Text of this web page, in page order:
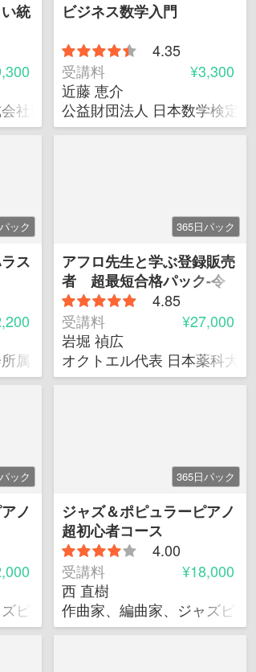
統
社取締役
ビジネス数学入門
4.35
受講料
¥3,300
近藤 恵介
公益財団法人 日本数学検定協
ック
ス
属）
365日パック
アフロ先生と学ぶ登録販売
者 超最短合格パック-令
和版
4.85
受講料
¥27,000
岩堀 禎広
オクトエル代表 日本薬科大
ック
ノ
ピアニスト、スタジオミュージシャン
365日パック
ジャズ＆ポピュラーピアノ
超初心者コース
4.00
受講料
¥18,000
西 直樹
作曲家、編曲家、ジャズピア